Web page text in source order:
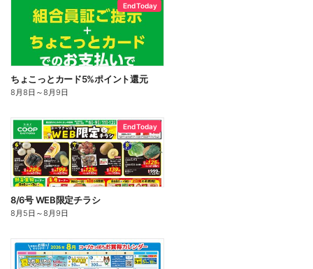
End Today
ちょこっとカード5%ポイント還元
8月8日 ～8月9日
End Today
8/6号 WEB限定チラシ
8月5日 ～8月9日